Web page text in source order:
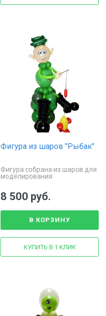
Фигура из шаров "Рыбак"
Фигура собрана из шаров для
моделирования
8 500 руб.
В КОРЗИНУ
КУПИТЬ В 1 КЛИК